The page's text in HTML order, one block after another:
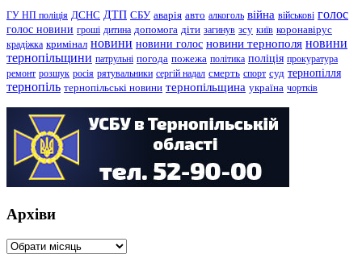
ГУ НП поліція ДСНС ДТП СБУ аварія авто алкоголь війна військові голос
голос новини гроші дитина допомога діти загинув зсу київ коронавірус
крадіжка кримінал новини новини голос новини тернополя новини
тернопільщини патрульні погода пожежа політика поліція прокуратура
ремонт розшук росія рятувальники сергій надал смерть спорт суд тернопілля
тернопіль тернопільські новини тернопільщина україна чортків
Архіви
Архіви